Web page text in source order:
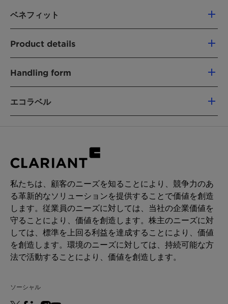
ベネフィット
surfactants
Efficient in broad pH range from acidic to
alkaline
at pH above 7
Product details
Mild Surfactant
CHEMICAL TYPE
Glycinate
Hard surface cleaning
Hand dishwashing
Laundry pre-treatment
Laundry detergents
PERFORMANCE CLAIMS
Detergency booster
Mild to skin
Easy to thicken
Handling form
エコラベル
RSPO MB (PALM-BASED)
Chemical Nature:
Glycinate
製品機能:
再生可能炭素指数(RCI): 86 %
環境ワーキンググループ（EWG）評価: 0
Leaping Bunny: Individual scrutiny is needed to
deliver precise conclusions for your product .
Get in touch for more information.
私たちは、顧客のニーズを知ることにより、競争力のあ
る革新的なソリューションを提供することで価値を創造
します。従業員のニーズに対しては、当社の企業価値を
守ることにより、価値を創造します。株主のニーズに対
しては、標準を上回る利益を達成することにより、価値
を創造します。環境のニーズに対しては、持続可能な方
法で活動することにより、価値を創造します。
ソーシャル